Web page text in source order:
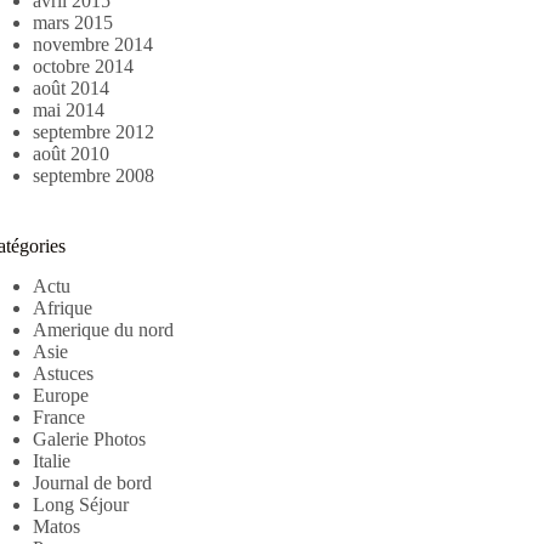
mars 2015
novembre 2014
octobre 2014
août 2014
mai 2014
septembre 2012
août 2010
septembre 2008
Actu
Afrique
Amerique du nord
Asie
Astuces
Europe
France
Galerie Photos
Italie
Journal de bord
Long Séjour
Matos